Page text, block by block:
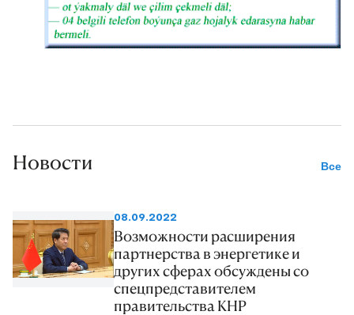
Новости Все
08.09.2022
Возможности расширения
партнерства в энергетике и
других сферах обсуждены со
спецпредставителем
правительства КНР